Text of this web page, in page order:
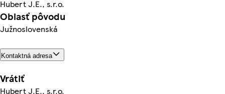
Hubert J.E., s.r.o.
Oblasť pôvodu
Južnoslovenská
Kontaktná adresa
Vrátiť
Hubert J.E., s.r.o.